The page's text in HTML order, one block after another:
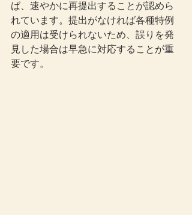
ば、速やかに再提出することが認めら
れています。提出がなければ各種特例
の適用は受けられないため、誤りを発
見した場合は早急に対応することが重
要です。